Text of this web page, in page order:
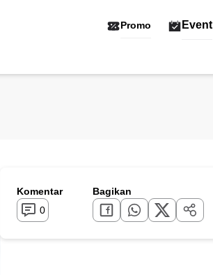
Promo Event
Komentar
0
Bagikan